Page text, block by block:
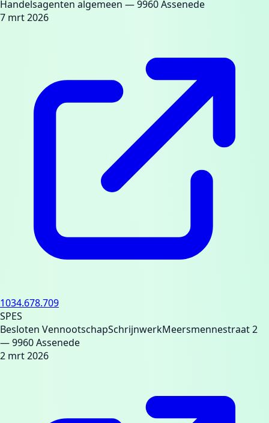
Handelsagenten algemeen — 9960 Assenede
7 mrt 2026
1034.678.709
SPES
Besloten VennootschapSchrijnwerkMeersmennestraat 2
— 9960 Assenede
2 mrt 2026